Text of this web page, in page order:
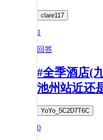
clare117
1
回答
#全季酒店(
池州站近还
YoYo_5C2D7T6C
0